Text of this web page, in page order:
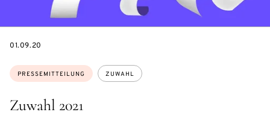
Zuwahl 2021
Themen:
PRESSEMITTEILUNG ZUWAHL
DATE
01.09.20